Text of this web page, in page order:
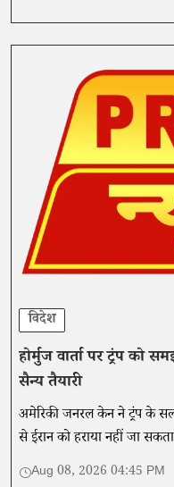
विदेश
होर्मुज वार्ता पर ट्रंप को
सैन्य तैयारी
अमेरिकी जनरल केन ने ट्रंप के
से ईरान को हराया नहीं जा
साथ ही वे इस रणनीति से बाहर
Aug 08, 2026 04:45 PM